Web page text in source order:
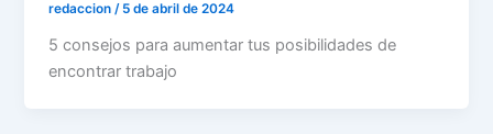
redaccion/ 5 de abril de 2024
5 consejos para aumentar tus posibilidades de
encontrar trabajo